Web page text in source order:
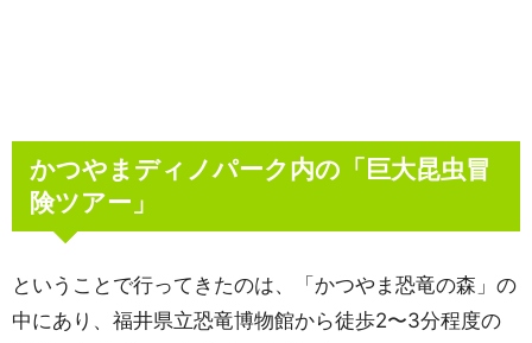
かつやまディノパーク内の「巨大昆虫冒
険ツアー」
ということで行ってきたのは、「かつやま恐竜の森」の
中にあり、福井県立恐竜博物館から徒歩2〜3分程度の